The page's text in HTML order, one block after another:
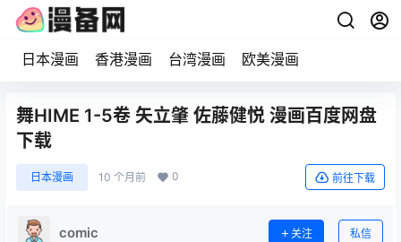
日本漫画 香港漫画 台湾漫画 欧美漫画
舞HIME 1-5卷 矢立肇 佐藤健悦 漫画百度网盘
下载
日本漫画 10 个月前 0 前往下载
comic 关注 私信